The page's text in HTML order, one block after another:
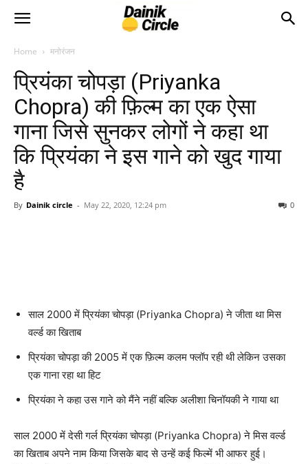
Home मनोरंजन
प्रियंका चोपड़ा (Priyanka
Chopra) की फ़िल्म का एक ऐसा
गाना जिसे सुनकर लोगों ने कहा था
कि प्रियंका ने इस गाने को खुद गाया
है
By Dainik circle - May 22, 2020, 12:24 pm 0
साल 2000 में प्रियंका चोपड़ा (Priyanka Chopra) ने जीता था मिस
वर्ल्ड का खिताब
प्रियंका चोपड़ा की 2005 में एक फ़िल्म कलम फ्लॉप रही थी लेकिन उसका
एक गाना रहा था हिट
प्रियंका ने कहा उस गाने को मैंने नहीं बल्कि अलीशा चिनॉयकी ने गाया था
साल 2000 में देसी गर्ल प्रियंका चोपड़ा (Priyanka Chopra) ने मिस वर्ल्ड
का खिताब अपने नाम किया जिसके बाद से उन्हें कई फिल्में भी आफर हुई।